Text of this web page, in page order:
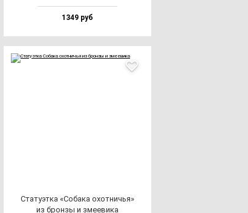
1349 руб
Ста­ту­эт­ка «Соба­ка охот­ничья»
из брон­зы и зме­еви­ка